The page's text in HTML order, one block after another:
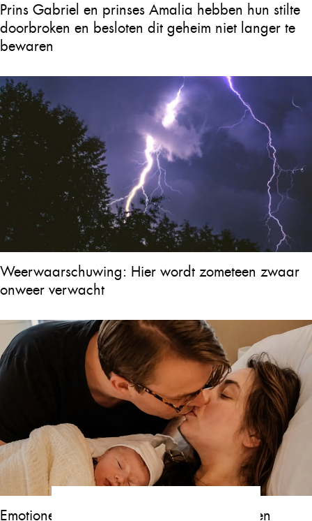
Prins Gabriel en prinses Amalia hebben hun stilte
doorbroken en besloten dit geheim niet langer te
bewaren
Weerwaarschuwing: Hier wordt zometeen zwaar
onweer verwacht
Emotioneel nieuws over zoontje Jan Bauer en